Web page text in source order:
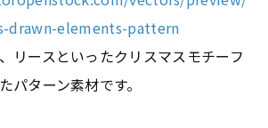
drawn-elements-pattern
リースといったクリスマスモチーフ
パターン素材です。